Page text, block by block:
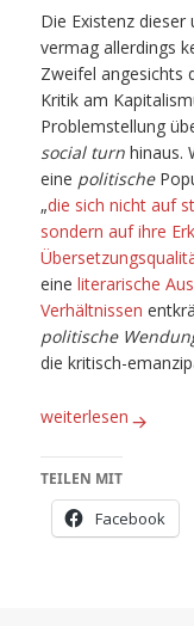
Die Existenz
vermag allerdings
Zweifel angesichts
Kritik am
Problemstellung
social turn hinaus.
eine politische
„die sich nicht auf
sondern auf ihre
eineliterarische
Verhältnissen
politische
die kritisch-
Zur Debatte: Das
weiterlesen
TEILEN MIT
Facebook